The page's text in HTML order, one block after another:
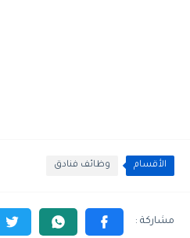
الأقسام وظائف فنادق